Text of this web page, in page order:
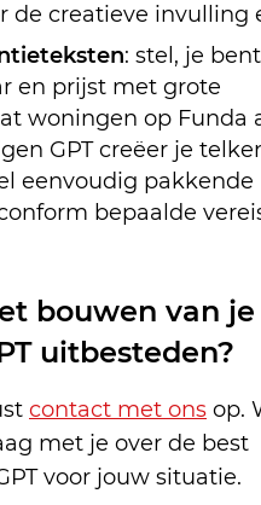
de creatieve invulling
: stel, je bent
en prijst met grote
woningen op Funda
GPT creëer je
eenvoudig pakkende
bepaalde
bouwen van je
uitbesteden?
contact met ons op.
met je over de best
voor jouw situatie.